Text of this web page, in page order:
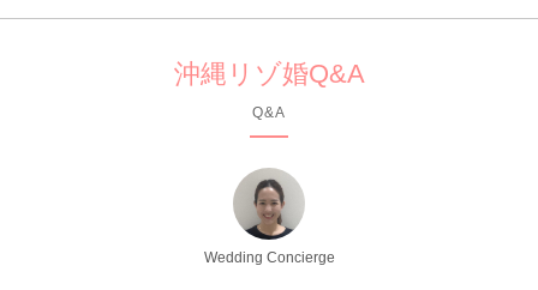
沖縄リゾ婚Q&A
Q&A
Wedding Concierge